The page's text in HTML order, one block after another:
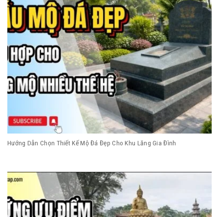
Hướng Dẫn Chọn Thiết Kế Mộ Đá Đẹp Cho Khu Lăng Gia Đình